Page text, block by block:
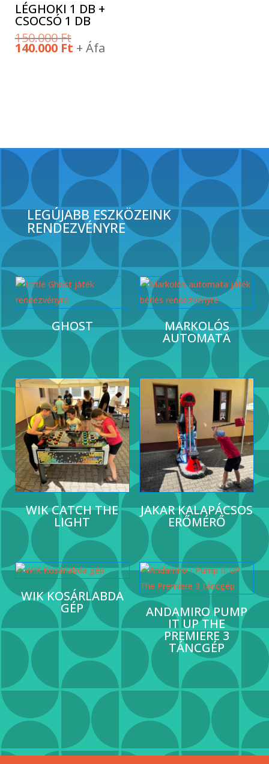
LÉGHOKI 1 DB +
CSOCSÓ 1 DB
150.000FtOriginal
price
was:
140.000 FtCurrent
price
+ Áfa
LEGÚJABB ESZKÖZEINK
RENDEZVÉNYRE
GHOST MARKOLÓS
AUTOMATA
WIK CATCH THE
LIGHT
JAKAR KALAPÁCSOS
ERŐMÉRŐ
WIK KOSÁRLABDA
GÉP ANDAMIRO PUMP
IT UP THE
PREMIERE 3
TÁNCGÉP